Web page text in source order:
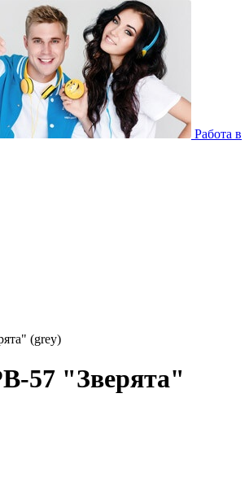
Работа в
(grey)
57 "Зверята"